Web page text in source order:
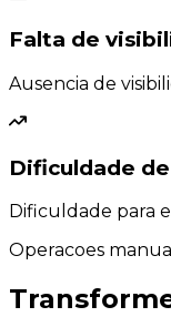
Falta de
Ausencia de
Dificuldade
Dificuldade para
Operacoes